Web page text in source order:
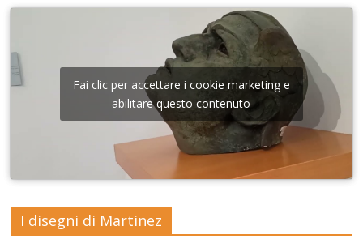
Fai clic per accettare i cookie marketing e
abilitare questo contenuto
I disegni di Martinez